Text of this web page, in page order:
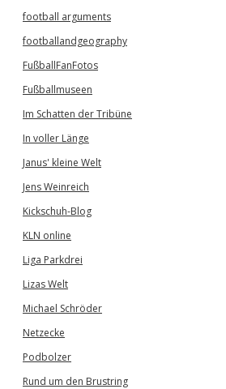
football arguments
footballandgeography
FußballFanFotos
Fußballmuseen
Im Schatten der Tribüne
In voller Länge
Janus' kleine Welt
Jens Weinreich
Kickschuh-Blog
KLN online
Liga Parkdrei
Lizas Welt
Michael Schröder
Netzecke
Podbolzer
Rund um den Brustring